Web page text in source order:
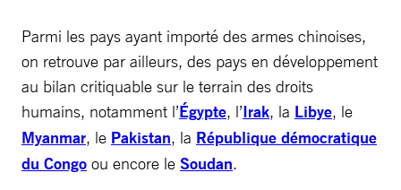
Parmi les pays ayant importé des armes chinoises,
on retrouve par ailleurs, des pays en développement
au bilan critiquable sur le terrain des droits
humains, notamment l’Égypte, l’Irak, la Libye, le
Myanmar, le Pakistan, la République démocratique
du Congo ou encore le Soudan.